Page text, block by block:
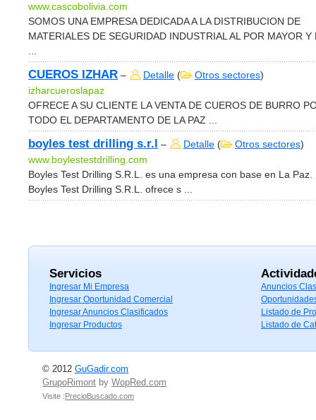
www.cascobolivia.com
SOMOS UNA EMPRESA DEDICADA A LA DISTRIBUCION DE
MATERIALES DE SEGURIDAD INDUSTRIAL AL POR MAYOR Y
CUEROS IZHAR – Detalle ( Otros sectores)
izharcueroslapaz
OFRECE A SU CLIENTE LA VENTA DE CUEROS DE BURRO
TODO EL DEPARTAMENTO DE LA PAZ ...
boyles test drilling s.r.l – Detalle ( Otros sectores)
www.boylestestdrilling.com
Boyles Test Drilling S.R.L. es una empresa con base en La Paz.
Boyles Test Drilling S.R.L. ofrece s ...
Servicios
Ingresar Mi Empresa
Ingresar Oportunidad Comercial
Ingresar Anuncios Clasificados
Ingresar Productos
Anuncios
Listado de
Listado de
© 2012 GuGadir.com
GrupoRimont by WopRed.com
Visite :PrecioBuscado.com